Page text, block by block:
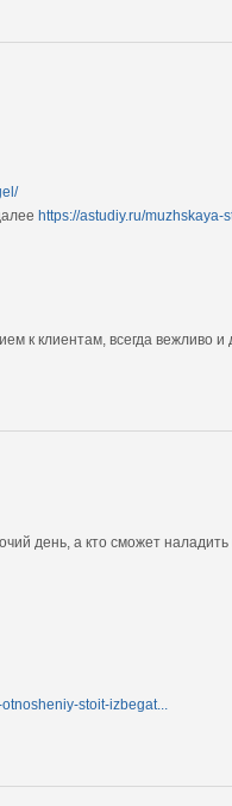
https://astudiy.ru/muzhskaya-
к клиентам, всегда вежливо
день, а кто сможет
stoit-izbegat...